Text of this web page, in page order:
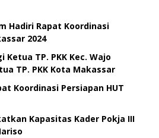
Hadiri Rapat Koordinasi
2024
TP. PKK Kec. Wajo
TP. PKK Kota Makassar
Koordinasi Persiapan HUT
Kapasitas Kader Pokja III